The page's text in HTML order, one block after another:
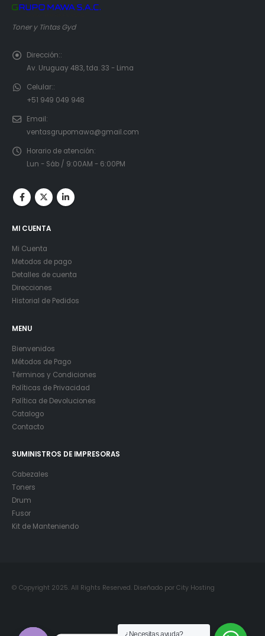
Toner y Tintas Gyd
Dirección::
Av. Uruguay 483, tda. 33 - Lima
Celular::
+51 949 049 948
Email:
ventasgrupomawa@gmail.com
Horario de atención:
Lun - Sáb / 9:00AM - 6:00PM
MI CUENTA
Mi Cuenta
Metodos de pago
Detalles de cuenta
Direcciones
Historial de Pedidos
MENU
Bienvenidos
Métodos de Pago
Términos y Condiciones
Políticas de Privacidad
Política de Devoluciones
Catalogo
Contacto
SUMINISTROS DE IMPRESORAS
Cabezales
Toners
Drum
Fusor
Kit de Manteniendo
© Copyright 2025. All Rights Reserved. Diseñado por City Hosting
¿Necesitas ayuda?